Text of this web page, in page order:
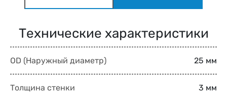
Технические характеристики
OD (Наружный диаметр) 25 мм
Толщина стенки 3 мм